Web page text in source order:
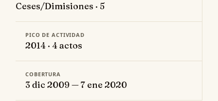
Ceses/Dimisiones · 5
PICO DE ACTIVIDAD
2014 · 4 actos
COBERTURA
3 dic 2009 — 7 ene 2020